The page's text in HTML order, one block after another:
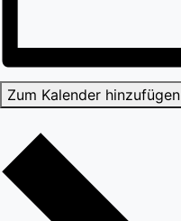
Zum Kalender hinzufügen